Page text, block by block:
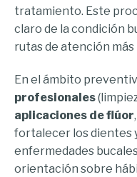
tratamiento. Este
claro de la condición
rutas de atención más
En el ámbito
profesionales
aplicaciones de flúor
fortalecer los dientes
enfermedades
orientación sobre